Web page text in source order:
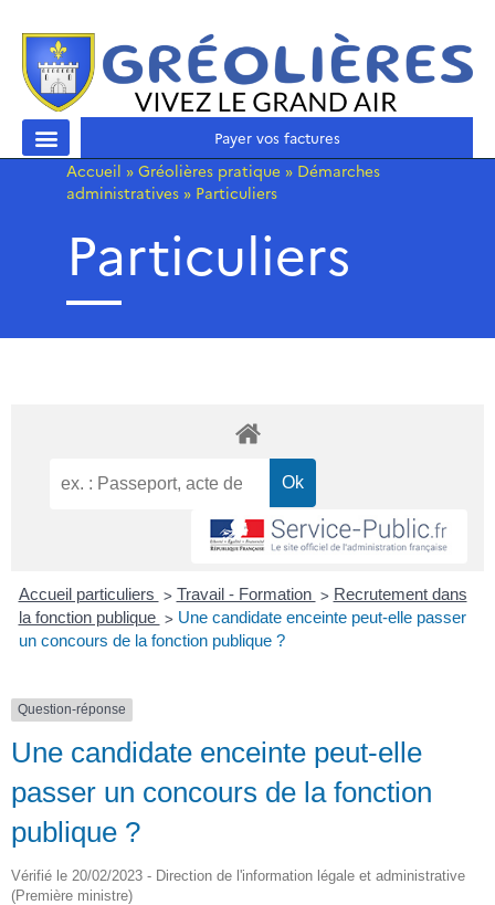
Payer vos factures
Accueil » Gréolières pratique » Démarches
administratives » Particuliers
Particuliers
Accueil particuliers > Travail - Formation > Recrutement dans
la fonction publique > Une candidate enceinte peut-elle passer
un concours de la fonction publique ?
Question-réponse
Une candidate enceinte peut-elle
passer un concours de la fonction
publique ?
Vérifié le 20/02/2023 - Direction de l'information légale et administrative
(Première ministre)